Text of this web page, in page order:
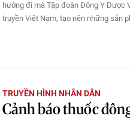
hướng đi mà Tập đoàn Đông Y Dược
truyền Việt Nam, tạo nên những sản
TRUYỀN HÌNH NHÂN DÂN
Cảnh báo thuốc